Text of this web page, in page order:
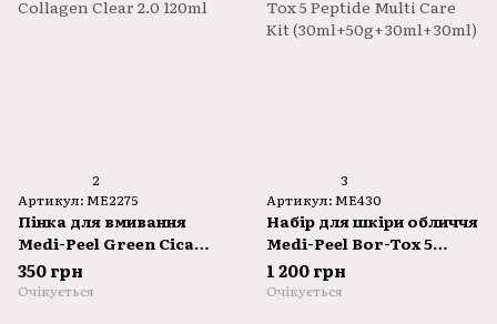
2
Артикул: ME2275
Пінка для вмивання
Medi-Peel Green Cica
Collagen Clear 2.0 120ml
350 грн
Очікується
3
Артикул: ME430
Набір для шкіри обличчя
Medi-Peel Bor-Tox 5
Peptide Multi Care Kit
(30ml+50g+30ml+30ml)
1 200 грн
Очікується